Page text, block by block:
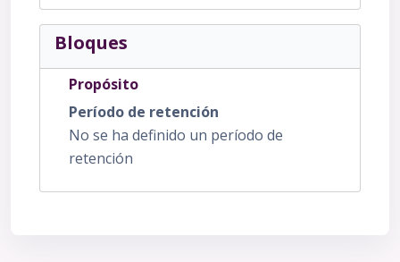
Bloques
Propósito
Período de retención
No se ha definido un período de
retención